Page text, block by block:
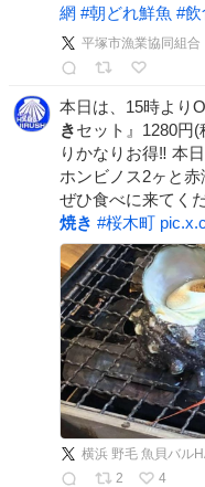
網 #朝どれ鮮魚 #飲
平塚市漁業協同組合
本日は、15時より
きセット』1280円(
りかなりお得‼️ 本
ホンビノス2ヶと赤
ぜひ食べに来てく
焼き #桜木町
横浜 野毛 魚貝バル
2
4